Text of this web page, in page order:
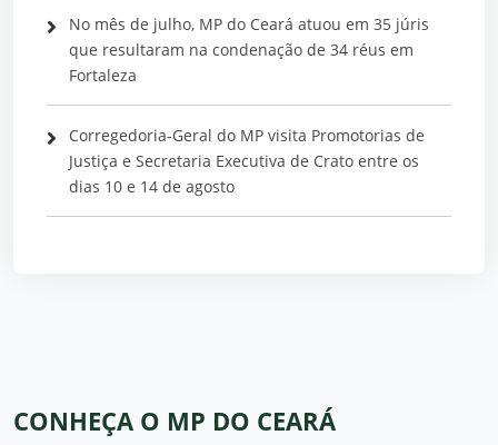
No mês de julho, MP do Ceará atuou em 35 júris
que resultaram na condenação de 34 réus em
Fortaleza
Corregedoria-Geral do MP visita Promotorias de
Justiça e Secretaria Executiva de Crato entre os
dias 10 e 14 de agosto
CONHEÇA O MP DO CEARÁ